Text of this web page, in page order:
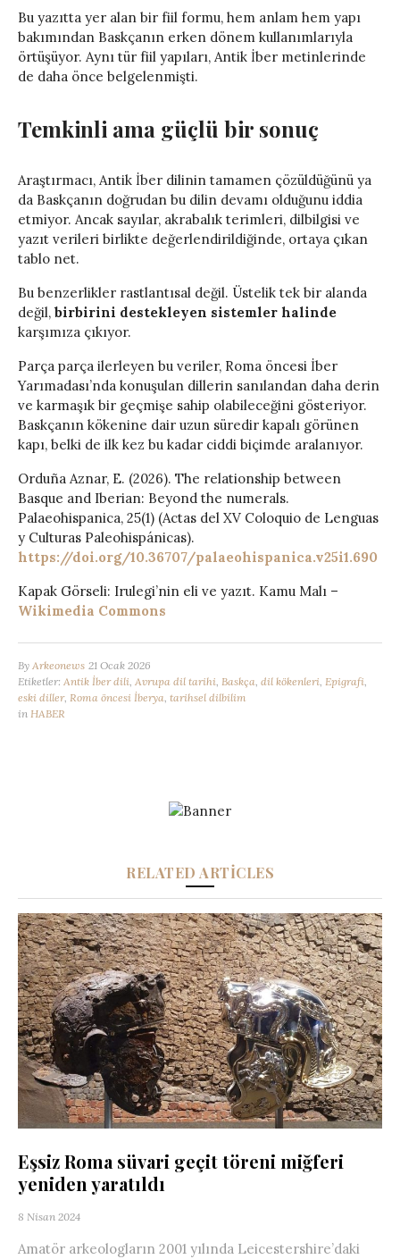
Bu yazıtta yer alan bir fiil formu, hem anlam hem yapı
bakımından Baskçanın erken dönem kullanımlarıyla
örtüşüyor. Aynı tür fiil yapıları, Antik İber metinlerinde
de daha önce belgelenmişti.
Temkinli ama güçlü bir sonuç
Araştırmacı, Antik İber dilinin tamamen çözüldüğünü ya
da Baskçanın doğrudan bu dilin devamı olduğunu iddia
etmiyor. Ancak sayılar, akrabalık terimleri, dilbilgisi ve
yazıt verileri birlikte değerlendirildiğinde, ortaya çıkan
tablo net.
Bu benzerlikler rastlantısal değil. Üstelik tek bir alanda
değil, birbirini destekleyen sistemler halinde
karşımıza çıkıyor.
Parça parça ilerleyen bu veriler, Roma öncesi İber
Yarımadası’nda konuşulan dillerin sanılandan daha derin
ve karmaşık bir geçmişe sahip olabileceğini gösteriyor.
Baskçanın kökenine dair uzun süredir kapalı görünen
kapı, belki de ilk kez bu kadar ciddi biçimde aralanıyor.
Orduña Aznar, E. (2026). The relationship between
Basque and Iberian: Beyond the numerals.
Palaeohispanica, 25(1) (Actas del XV Coloquio de Lenguas
y Culturas Paleohispánicas).
https://doi.org/10.36707/palaeohispanica.v25i1.690
Kapak Görseli: Irulegi’nin eli ve yazıt. Kamu Malı –
Wikimedia Commons
By Arkeonews 21 Ocak 2026
Etiketler: Antik İber dili, Avrupa dil tarihi, Baskça, dil kökenleri, Epigrafi,
eski diller, Roma öncesi İberya, tarihsel dilbilim
in HABER
RELATED ARTICLES
Eşsiz Roma süvari geçit töreni miğferi
yeniden yaratıldı
8 Nisan 2024
Amatör arkeologların 2001 yılında Leicestershire’daki